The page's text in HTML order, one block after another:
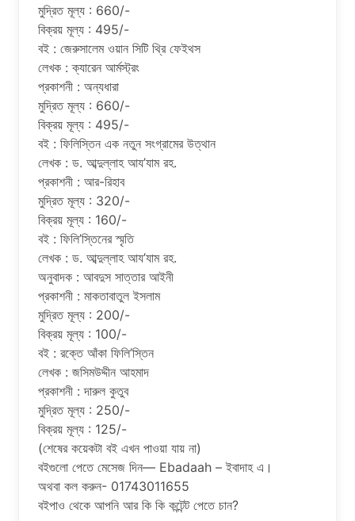
মুদ্রিত মূল্য : 660/-
বিক্রয় মূল্য : 495/-
বই : জেরুসালেম ওয়ান সিটি থ্রি ফেইথস
লেখক : ক্যারেন আর্মস্ট্রং
প্রকাশনী : অন্যধারা
মুদ্রিত মূল্য : 660/-
বিক্রয় মূল্য : 495/-
বই : ফিলিস্তিন এক নতুন সংগ্রামের উত্থান
লেখক : ড. আব্দুল্লাহ আয’যাম রহ.
প্রকাশনী : আর-রিহাব
মুদ্রিত মূল্য : 320/-
বিক্রয় মূল্য : 160/-
বই : ফিলি’স্তিনের স্মৃতি
লেখক : ড. আব্দুল্লাহ আয’যাম রহ.
অনুবাদক : আবদুস সাত্তার আইনী
প্রকাশনী : মাকতাবাতুল ইসলাম
মুদ্রিত মূল্য : 200/-
বিক্রয় মূল্য : 100/-
বই : রক্তে আঁকা ফিলি’স্তিন
লেখক : জসিমউদ্দীন আহমাদ
প্রকাশনী : দারুল কুতুব
মুদ্রিত মূল্য : 250/-
বিক্রয় মূল্য : 125/-
(শেষের কয়েকটা বই এখন পাওয়া যায় না)
বইগুলো পেতে মেসেজ দিন— Ebadaah – ইবাদাহ এ।
অথবা কল করুন- 01743011655
বইপাও থেকে আপনি আর কি কি কন্টেন্ট পেতে চান?